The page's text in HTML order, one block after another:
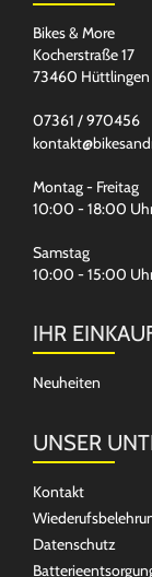
Bikes & More
Kocherstraße 17
73460 Hüttlingen
07361 / 970456
Montag - Freitag
10:00 - 18:00
Samstag
10:00 - 15:00
IHR
Neuheiten
UNSER
Kontakt
Datenschutz